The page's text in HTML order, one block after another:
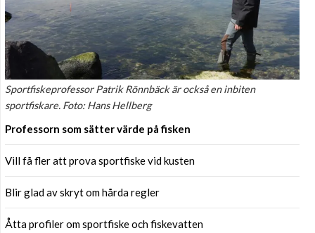
Sportfiskeprofessor Patrik Rönnbäck är också en inbiten
sportfiskare. Foto: Hans Hellberg
Professorn som sätter värde på fisken
Vill få fler att prova sportfiske vid kusten
Blir glad av skryt om hårda regler
Åtta profiler om sportfiske och fiskevatten